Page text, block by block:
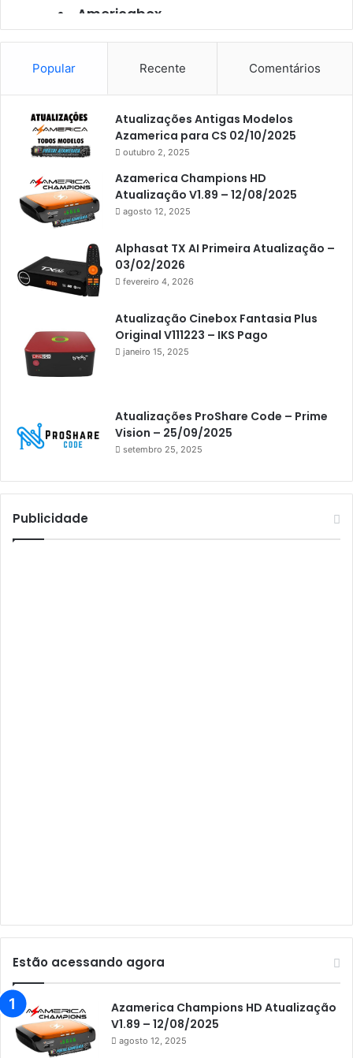
Americabox
Americabox S101
Americabox S105
Americabox S105 Plus
Americabox S205
Americabox S205 Plus
Americabox S305 Plus
Artcom
Athomics
Athomics Eon
Athomics i3
Athomics i3 Bold
Athomics Inspire Qi
Athomics Inspire Qi Lite
Athomics S3
Athomics T3
Atto
AttoNet
Audisat K10 Urus
Audisat K30 Aventador
Azamerica
Azamerica Beats
Popular Recente Comentários
Atualizações Antigas Modelos
Azamerica para CS 02/10/2025
outubro 2, 2025
Azamerica Champions HD
Atualização V1.89 – 12/08/2025
agosto 12, 2025
Alphasat TX AI Primeira Atualização –
03/02/2026
fevereiro 4, 2026
Atualização Cinebox Fantasia Plus
Original V111223 – IKS Pago
janeiro 15, 2025
Atualizações ProShare Code – Prime
Vision – 25/09/2025
setembro 25, 2025
Publicidade
Estão acessando agora
Azamerica Champions HD Atualização
V1.89 – 12/08/2025
agosto 12, 2025